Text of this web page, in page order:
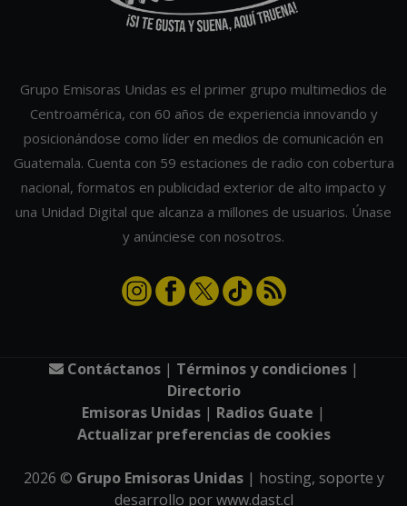
Grupo Emisoras Unidas es el primer grupo multimedios de
Centroamérica, con 60 años de experiencia innovando y
posicionándose como líder en medios de comunicación en
Guatemala. Cuenta con 59 estaciones de radio con cobertura
nacional, formatos en publicidad exterior de alto impacto y
una Unidad Digital que alcanza a millones de usuarios. Únase
y anúnciese con nosotros.
Contáctanos| Términos y condiciones|
Directorio
Emisoras Unidas | Radios Guate |
Actualizar preferencias de cookies
2026 © Grupo Emisoras Unidas| hosting, soporte y
desarrollo porwww.dast.cl